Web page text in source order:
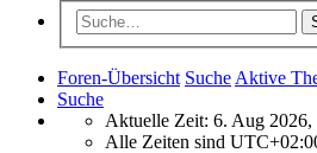
Foren-Übersicht Suche Aktive
Suche
Aktuelle Zeit: 6. Aug 2026,
Alle Zeiten sind